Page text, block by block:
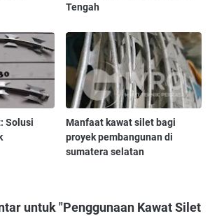
Tengah
Solusi
Manfaat kawat silet bagi
proyek pembangunan di
sumatera selatan
untuk "Penggunaan Kawat Silet